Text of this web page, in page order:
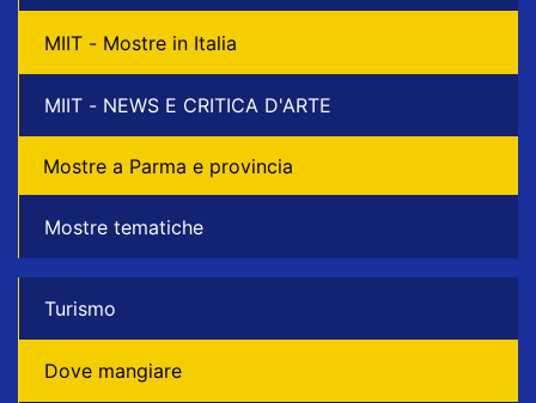
MIIT - Mostre in Italia
MIIT - NEWS E CRITICA D'ARTE
Mostre a Parma e provincia
Mostre tematiche
Turismo
Dove mangiare